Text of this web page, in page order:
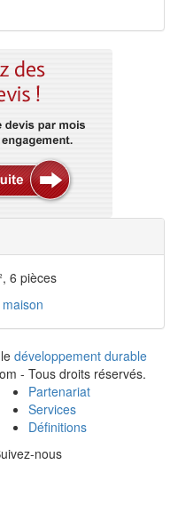
6 pièces
développement durable
- Tous droits réservés.
Partenariat
Services
Définitions
nous